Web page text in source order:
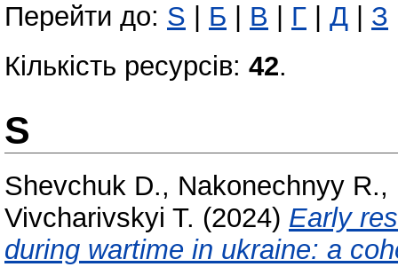
Перейти до: S Б В Г Д З
Кількість ресурсів: 42.
S
Shevchuk D., Nakonechnyy R.,
Vivcharivskyi T. (2024) Early
during wartime in ukraine: a